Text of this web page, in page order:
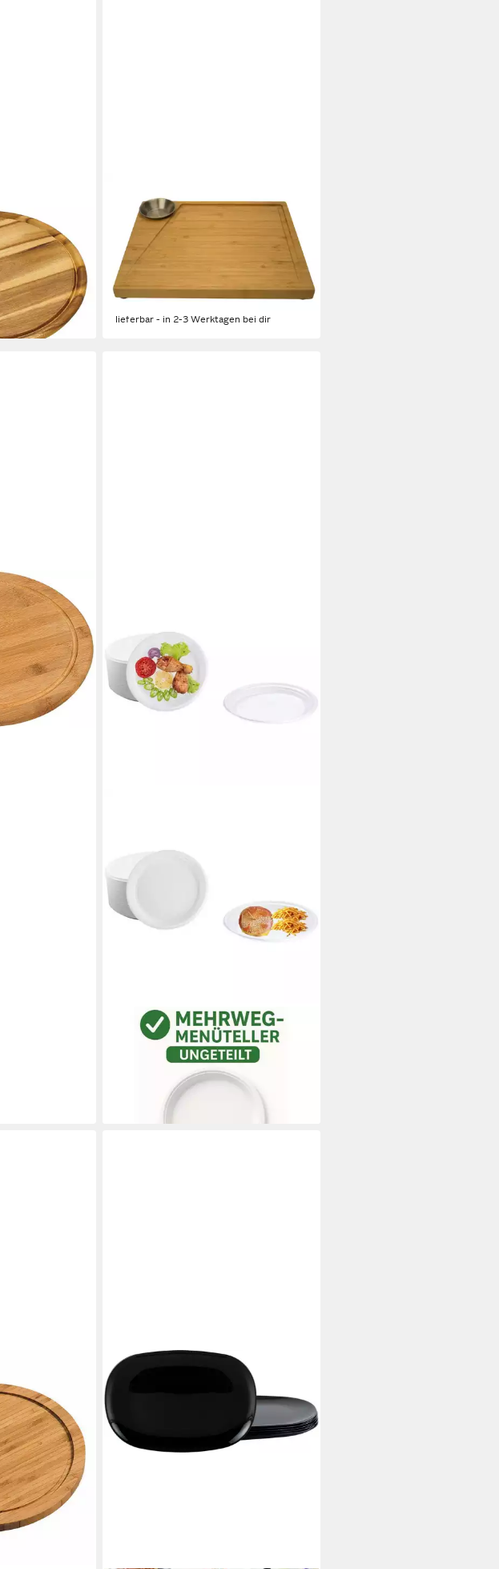
Ø 30 cm
bei dir
Steakteller cleenbo Steakbrett
Bambus mit Edelstahl Soßenbehälter
und Saftrille, Rutschfest, Saftrille +
Edelstahl Soßenbehälter
18,90 €
-14%
lieferbar - in 2-3 Werktagen bei dir
Ø
Pizzateller,
bei dir
LAUROO
Grillteller Menüteller Ungeteilt – Ø22
cm Teller 50 Stück, (50 St)
(0,28 €/ 1 Stk)
lieferbar - in 3-4 Werktagen bei dir
Bambus
bei dir